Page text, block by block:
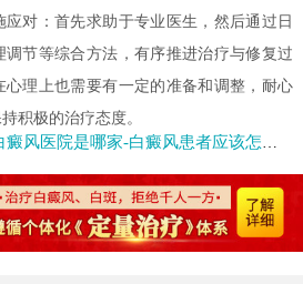
对：首先求助于专业医生，然后通过日
节等综合方法，有序推进治疗与修复过
理上也需要有一定的准备和调整，耐心
积极的治疗态度。
医院是哪家-白癜风患者应该怎么进行护理